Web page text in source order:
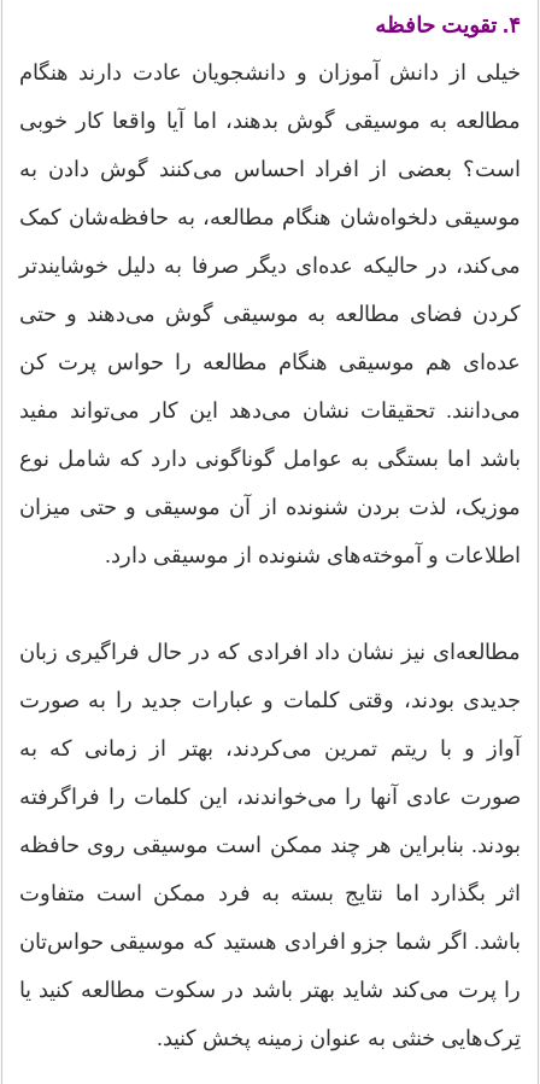
۴. تقویت حافظه
خیلی از دانش آموزان و دانشجویان عادت دارند هنگام
مطالعه به موسیقی گوش بدهند، اما آیا واقعا کار خوبی
است؟ بعضی از افراد احساس می‌کنند گوش دادن به
موسیقی دلخواه‌شان هنگام مطالعه، به حافظه‌شان کمک
می‌کند، در حالیکه عده‌ای دیگر صرفا به دلیل خوشایندتر
کردن فضای مطالعه به موسیقی گوش می‌دهند و حتی
عده‌ای هم موسیقی هنگام مطالعه را حواس پرت کن
می‌دانند. تحقیقات نشان می‌دهد این کار می‌تواند مفید
باشد اما بستگی به عوامل گوناگونی دارد که شامل نوع
موزیک، لذت بردن شنونده از آن موسیقی و حتی میزان
اطلاعات و آموخته‌های شنونده از موسیقی دارد.
مطالعه‌‌ای نیز نشان داد افرادی که در حال فراگیری زبان
جدیدی بودند، وقتی کلمات و عبارات جدید را به صورت
آواز و با ریتم تمرین می‌کردند، بهتر از زمانی که به
صورت عادی آنها را می‌خواندند، این کلمات را فراگرفته
بودند. بنابراین هر چند ممکن است موسیقی روی حافظه
اثر بگذارد اما نتایج بسته به فرد ممکن است متفاوت
باشد. اگر شما جزو افرادی هستید که موسیقی حواس‌تان
را پرت می‌کند شاید بهتر باشد در سکوت مطالعه کنید یا
تِرک‌هایی خنثی به عنوان زمینه پخش کنید.